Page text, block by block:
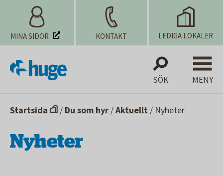
MINA SIDOR KONTAKT LEDIGA LOKALER
SÖK MENY
Startsida / Du som hyr /Aktuellt / Nyheter
Nyheter